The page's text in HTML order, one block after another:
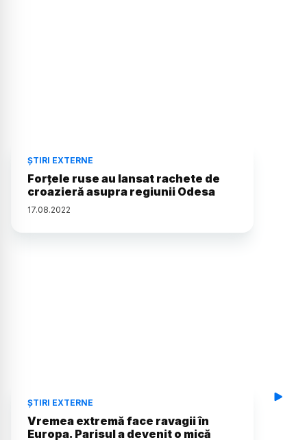
ȘTIRI EXTERNE
Forţele ruse au lansat rachete de
croazieră asupra regiunii Odesa
17.08.2022
ȘTIRI EXTERNE
Vremea extremă face ravagii în
Europa. Parisul a devenit o mică